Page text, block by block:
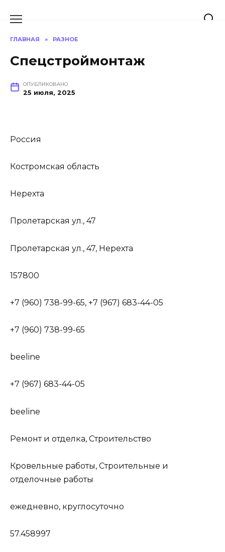
ГЛАВНАЯ » РАЗНОЕ
Спецстроймонтаж
ОПУБЛИКОВАНО
25 июля, 2025
Россия
Костромская область
Нерехта
Пролетарская ул., 47
Пролетарская ул., 47, Нерехта
157800
+7 (960) 738-99-65, +7 (967) 683-44-05
+7 (960) 738-99-65
beeline
+7 (967) 683-44-05
beeline
Ремонт и отделка, Строительство
Кровельные работы, Строительные и
отделочные работы
ежедневно, круглосуточно
57.458997